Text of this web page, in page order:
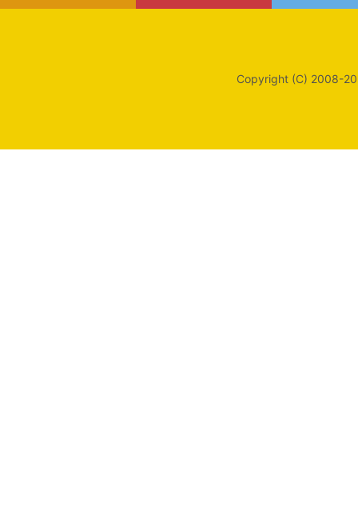
Copyright (C) 2008-